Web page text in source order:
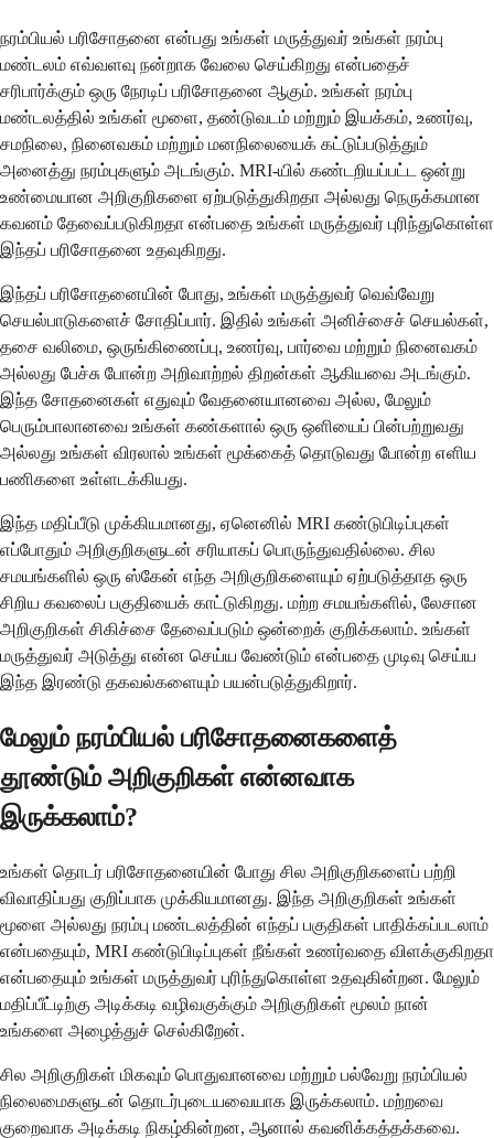
நரம்பியல் பரிசோதனை என்பது உங்கள் மருத்துவர் உங்கள் நரம்பு
மண்டலம் எவ்வளவு நன்றாக வேலை செய்கிறது என்பதைச்
சரிபார்க்கும் ஒரு நேரடிப் பரிசோதனை ஆகும். உங்கள் நரம்பு
மண்டலத்தில் உங்கள் மூளை, தண்டுவடம் மற்றும் இயக்கம், உணர்வு,
சமநிலை, நினைவகம் மற்றும் மனநிலையைக் கட்டுப்படுத்தும்
அனைத்து நரம்புகளும் அடங்கும். MRI-யில் கண்டறியப்பட்ட ஒன்று
உண்மையான அறிகுறிகளை ஏற்படுத்துகிறதா அல்லது நெருக்கமான
கவனம் தேவைப்படுகிறதா என்பதை உங்கள் மருத்துவர் புரிந்துகொள்ள
இந்தப் பரிசோதனை உதவுகிறது.
இந்தப் பரிசோதனையின் போது, உங்கள் மருத்துவர் வெவ்வேறு
செயல்பாடுகளைச் சோதிப்பார். இதில் உங்கள் அனிச்சைச் செயல்கள்,
தசை வலிமை, ஒருங்கிணைப்பு, உணர்வு, பார்வை மற்றும் நினைவகம்
அல்லது பேச்சு போன்ற அறிவாற்றல் திறன்கள் ஆகியவை அடங்கும்.
இந்த சோதனைகள் எதுவும் வேதனையானவை அல்ல, மேலும்
பெரும்பாலானவை உங்கள் கண்களால் ஒரு ஒளியைப் பின்பற்றுவது
அல்லது உங்கள் விரலால் உங்கள் மூக்கைத் தொடுவது போன்ற எளிய
பணிகளை உள்ளடக்கியது.
இந்த மதிப்பீடு முக்கியமானது, ஏனெனில் MRI கண்டுபிடிப்புகள்
எப்போதும் அறிகுறிகளுடன் சரியாகப் பொருந்துவதில்லை. சில
சமயங்களில் ஒரு ஸ்கேன் எந்த அறிகுறிகளையும் ஏற்படுத்தாத ஒரு
சிறிய கவலைப் பகுதியைக் காட்டுகிறது. மற்ற சமயங்களில், லேசான
அறிகுறிகள் சிகிச்சை தேவைப்படும் ஒன்றைக் குறிக்கலாம். உங்கள்
மருத்துவர் அடுத்து என்ன செய்ய வேண்டும் என்பதை முடிவு செய்ய
இந்த இரண்டு தகவல்களையும் பயன்படுத்துகிறார்.
மேலும் நரம்பியல் பரிசோதனைகளைத்
தூண்டும் அறிகுறிகள் என்னவாக
இருக்கலாம்?
உங்கள் தொடர் பரிசோதனையின் போது சில அறிகுறிகளைப் பற்றி
விவாதிப்பது குறிப்பாக முக்கியமானது. இந்த அறிகுறிகள் உங்கள்
மூளை அல்லது நரம்பு மண்டலத்தின் எந்தப் பகுதிகள் பாதிக்கப்படலாம்
என்பதையும், MRI கண்டுபிடிப்புகள் நீங்கள் உணர்வதை விளக்குகிறதா
என்பதையும் உங்கள் மருத்துவர் புரிந்துகொள்ள உதவுகின்றன. மேலும்
மதிப்பீட்டிற்கு அடிக்கடி வழிவகுக்கும் அறிகுறிகள் மூலம் நான்
உங்களை அழைத்துச் செல்கிறேன்.
சில அறிகுறிகள் மிகவும் பொதுவானவை மற்றும் பல்வேறு நரம்பியல்
நிலைமைகளுடன் தொடர்புடையவையாக இருக்கலாம். மற்றவை
குறைவாக அடிக்கடி நிகழ்கின்றன, ஆனால் கவனிக்கத்தக்கவை.